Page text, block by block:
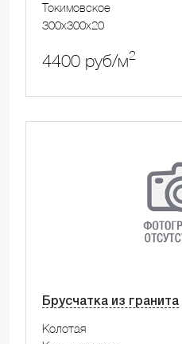
Токимовское
300x300x20
4400 руб/м2
Брусчатка из гранита
Колотая